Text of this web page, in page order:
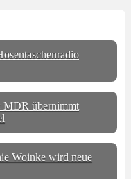
MDR übernimmt
Woinke wird neue